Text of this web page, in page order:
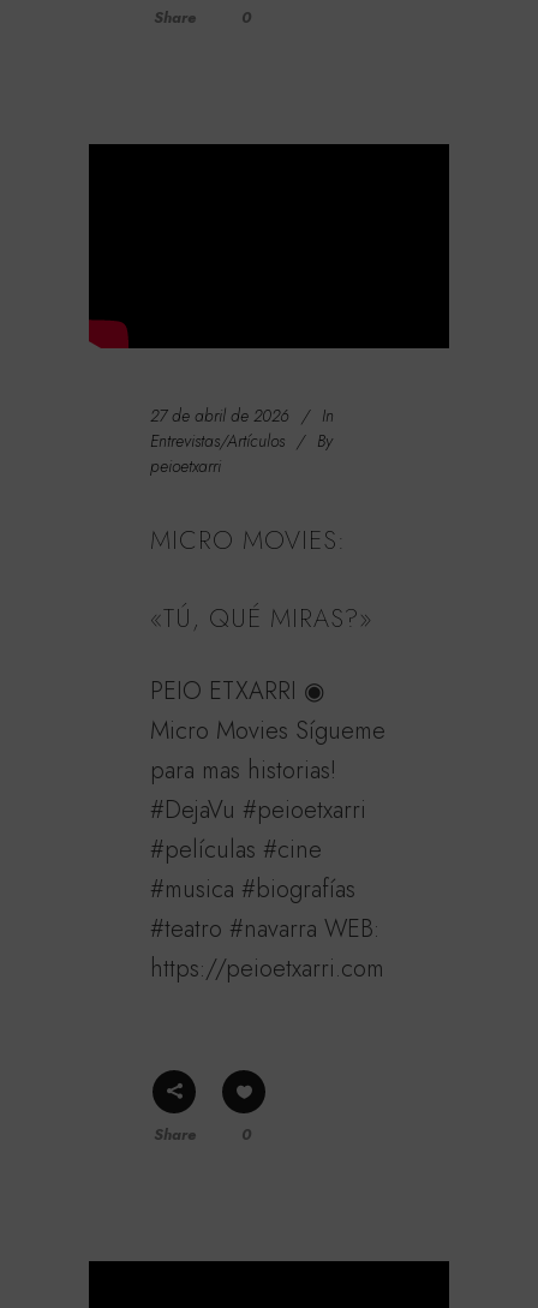
Share 0
27 de abril de 2026
In
Entrevistas/Artículos
By
peioetxarri
MICRO MOVIES:
«TÚ, QUÉ MIRAS?»
PEIO ETXARRI ◉
Micro Movies Sígueme
para mas historias!
#DejaVu #peioetxarri
#películas #cine
#musica #biografías
#teatro #navarra WEB:
https://peioetxarri.com
Share 0